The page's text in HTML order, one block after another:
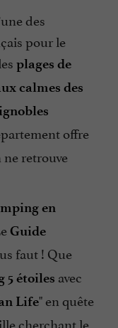
des
pour le
plages de
calmes des
offre
ne retrouve
en
Guide
faut ! Que
5 étoiles avec
Life" en quête
cherchant le